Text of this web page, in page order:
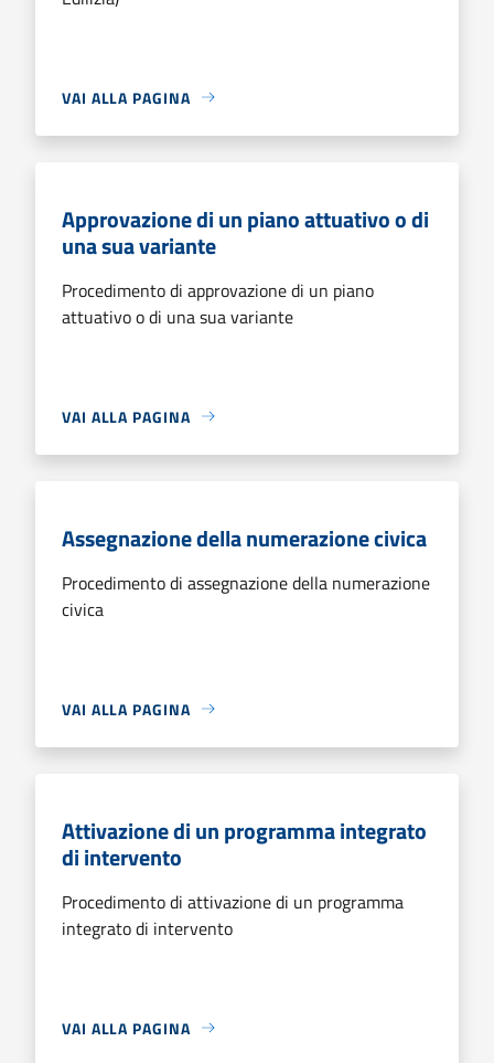
VAI ALLA PAGINA
Approvazione di un piano attuativo o di
una sua variante
Procedimento di approvazione di un piano
attuativo o di una sua variante
VAI ALLA PAGINA
Assegnazione della numerazione civica
Procedimento di assegnazione della numerazione
civica
VAI ALLA PAGINA
Attivazione di un programma integrato
di intervento
Procedimento di attivazione di un programma
integrato di intervento
VAI ALLA PAGINA